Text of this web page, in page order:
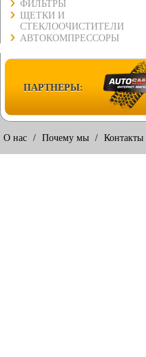
ФИЛЬТРЫ
ЩЕТКИ И
СТЕКЛООЧИСТИТЕЛИ
АВТОКОМПРЕССОРЫ
ПАРТНЕРЫ:
О нас / Почему мы / Контакты